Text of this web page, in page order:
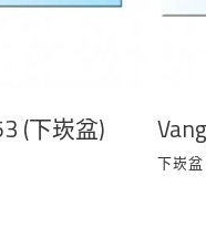
(下崁盆)
下崁盆